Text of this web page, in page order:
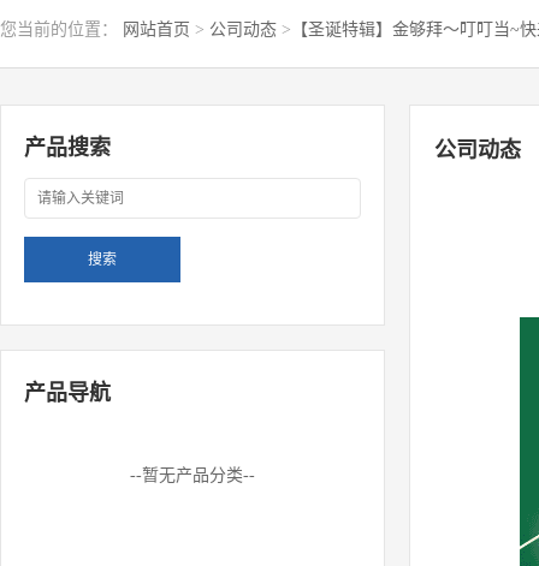
您当前的位置： 网站首页 > 公司动态 > 【圣诞特辑】金够拜～叮叮当~
产品搜索
产品导航
--暂无产品分类--
公司动态